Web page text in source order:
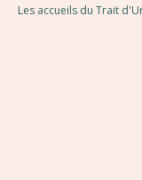
Les accueils du Trait